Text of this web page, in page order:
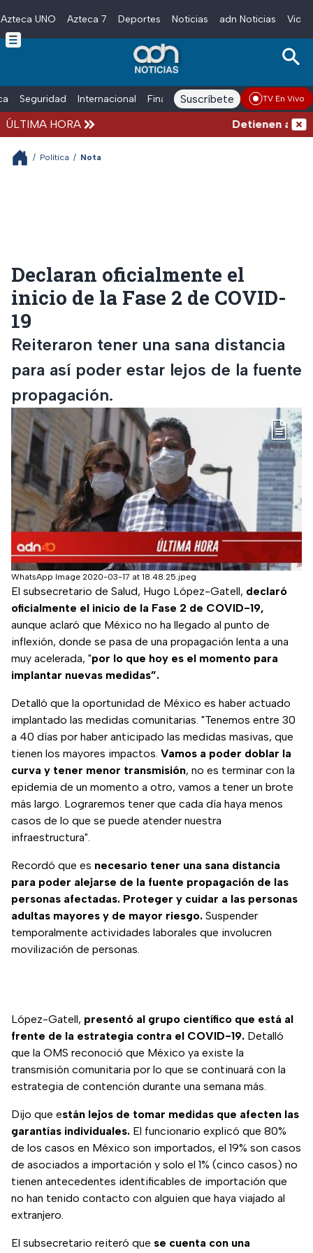
Skip to main content
Azteca UNO Azteca 7 Deportes Noticias adn Noticias
Seguridad Internacional Finanzas adn Noticias Radio
Suscríbete TV En Vivo
ÚLTIMA HORA Detienen al
/ Política / Nota
Declaran oficialmente el
inicio de la Fase 2 de COVID-
19
Reiteraron tener una sana distancia
para así poder estar lejos de la fuente
propagación.
WhatsApp Image 2020-03-17 at 18.48.25.jpeg
El subsecretario de Salud, Hugo López-Gatell, declaró
oficialmente el inicio de la Fase 2 de COVID-19,
aunque aclaró que México no ha llegado al punto de
inflexión, donde se pasa de una propagación lenta a una
muy acelerada, "por lo que hoy es el momento para
implantar nuevas medidas”.
Detalló que la oportunidad de México es haber actuado
implantado las medidas comunitarias. "Tenemos entre 30
a 40 días por haber anticipado las medidas masivas, que
tienen los mayores impactos. Vamos a poder doblar la
curva y tener menor transmisión, no es terminar con la
epidemia de un momento a otro, vamos a tener un brote
más largo. Lograremos tener que cada día haya menos
casos de lo que se puede atender nuestra
infraestructura".
Recordó que es necesario tener una sana distancia
para poder alejarse de la fuente propagación de las
personas afectadas. Proteger y cuidar a las personas
adultas mayores y de mayor riesgo. Suspender
temporalmente actividades laborales que involucren
movilización de personas.
López-Gatell, presentó al grupo científico que está al
frente de la estrategia contra el COVID-19. Detalló
que la OMS reconoció que México ya existe la
transmisión comunitaria por lo que se continuará con la
estrategia de contención durante una semana más.
Dijo que están lejos de tomar medidas que afecten las
garantías individuales. El funcionario explicó que 80%
de los casos en México son importados, el 19% son casos
de asociados a importación y solo el 1% (cinco casos) no
tienen antecedentes identificables de importación que
no han tenido contacto con alguien que haya viajado al
extranjero.
El subsecretario reiteró que se cuenta con una